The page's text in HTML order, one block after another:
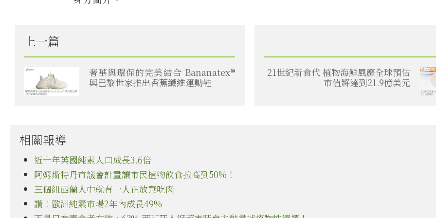
上一篇
奢華與環保的完美結合 Bananatex®
與巴黎世家推出香蕉纖維運動鞋
21世紀新食代 植物海鮮風靡全球預估
市值將達到21.9億美元
相關報導
近十年英國純素人口成長3.6倍
阿姆斯特丹市議會計畫讓市民植物飲食拉高到50%！
三個紐西蘭人中就有一人正放棄吃肉
讚！歐洲純素市場2年內成長49%